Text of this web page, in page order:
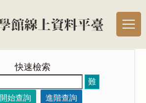
快速檢索
難
開始查詢
進階查詢